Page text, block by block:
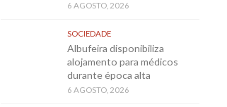
6 AGOSTO, 2026
SOCIEDADE
Albufeira disponibiliza
alojamento para médicos
durante época alta
6 AGOSTO, 2026